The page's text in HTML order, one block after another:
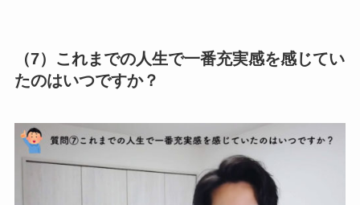
（7）これまでの人生で一番充実感を感じてい
たのはいつですか？